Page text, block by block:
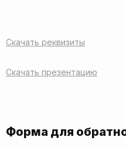
Скачать реквизиты
Скачать презентацию
Форма для